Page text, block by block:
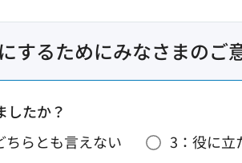
するためにみなさまのご
したか？
ちらとも言えない
3：役に立